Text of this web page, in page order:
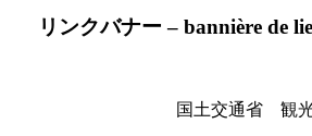
リンクバナー – bannière de
国土交通省 観